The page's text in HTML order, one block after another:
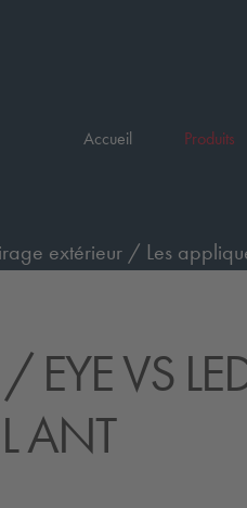
Accueil Produits
extérieur / Les
/ EYE VS
ANT